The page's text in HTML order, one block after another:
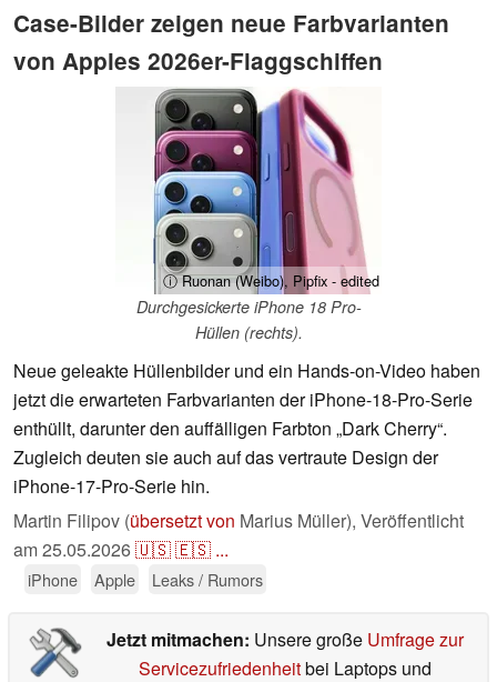
Case-Bilder zeigen neue Farbvarianten
von Apples 2026er-Flaggschiffen
ⓘ Ruonan (Weibo), Pipfix - edited
Durchgesickerte iPhone 18 Pro-
Hüllen (rechts).
Neue geleakte Hüllenbilder und ein Hands-on-Video haben
jetzt die erwarteten Farbvarianten der iPhone-18-Pro-Serie
enthüllt, darunter den auffälligen Farbton „Dark Cherry“.
Zugleich deuten sie auch auf das vertraute Design der
iPhone-17-Pro-Serie hin.
Martin Filipov (übersetzt von Marius Müller), Veröffentlicht
am25.05.2026🇺🇸🇪🇸 ...
iPhone Apple Leaks / Rumors
Jetzt mitmachen: Unsere große Umfrage zur
Servicezufriedenheitbei Laptops und